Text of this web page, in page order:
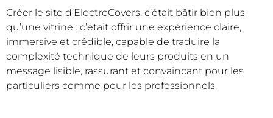
Créer le site d’ElectroCovers, c’était bâtir bien plus
qu’une vitrine : c’était offrir une expérience claire,
immersive et crédible, capable de traduire la
complexité technique de leurs produits en un
message lisible, rassurant et convaincant pour les
particuliers comme pour les professionnels.